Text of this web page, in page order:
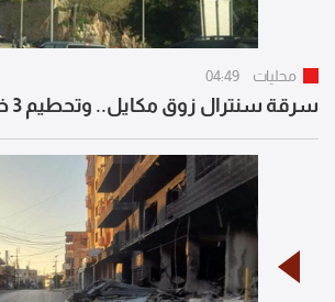
محليات 04:49
سرقة سنترال زوق مكايل.. وتحطيم 3 خزنات!